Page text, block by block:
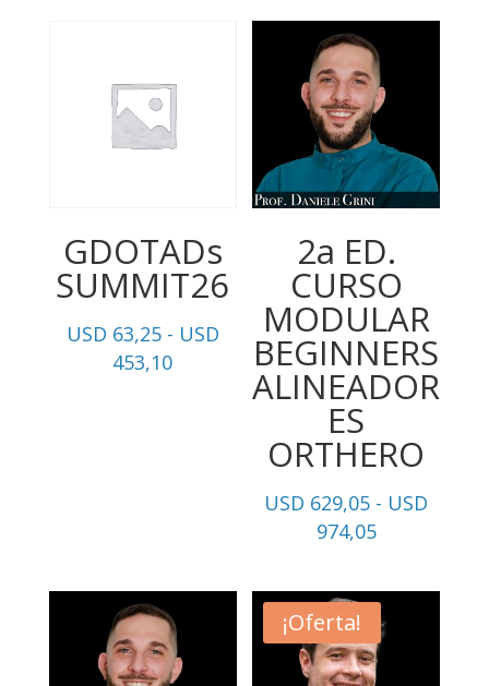
77,05
hasta
USD
111,55
GDOTADs
SUMMIT26
USD 63,25 - USD
453,10Rango
453,10
2a ED.
CURSO
MODULAR
BEGINNERS
ALINEADOR
ES
ORTHERO
USD 629,05 - USD
974,05Rango
precios:
desde
USD
629,05
¡Oferta!